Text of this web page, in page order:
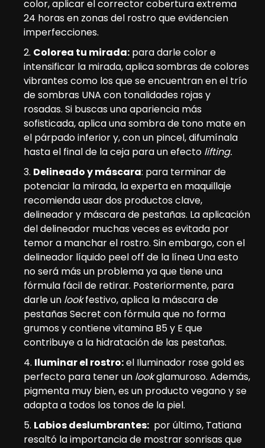
color, aplicar el corrector cobertura extrema
24 horas en zonas del rostro que evidencien
imperfecciones.
Colorea tu mirada: para darle color e
intensificar la mirada, aplica sombras de colores
vibrantes como los que se encuentran en el trío
de sombras UNA con tonalidades rojas y
rosadas. Si buscas una apariencia más
sofisticada, aplica una sombra de tono mate en
el párpado inferior y, con un pincel, difumínala
hasta el final de la ceja para un efecto lifting.
Delineado y máscara: para terminar de
potenciar la mirada, la experta en maquillaje
recomienda usar dos productos clave,
delineador y máscara de pestañas. La aplicación
del delineador muchas veces es evitada por
temor a manchar el rostro. Sin embargo, con el
delineador líquido peel off de la línea Una esto
no será más un problema ya que tiene una
fórmula fácil de retirar. Posteriormente, para
darle un lookfestivo, aplica la máscara de
pestañas Secret con fórmula que no forma
grumos y contiene vitamina B5 y E que
contribuye a la hidratación de las pestañas.
Iluminar el rostro:el Iluminador rose gold es
perfecto para tener un lookglamuroso. Además,
pigmenta muy bien, es un producto vegano y se
adapta a todos los tonos de la piel.
Labios deslumbrantes: por último, Tatiana
resaltó la importancia de mostrar sonrisas que